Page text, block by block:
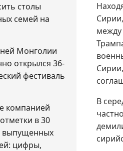
столы
семей на
Монголии
открылся 36-
фестиваль
компанией
в 30
выпущенных
цифры,
между
В